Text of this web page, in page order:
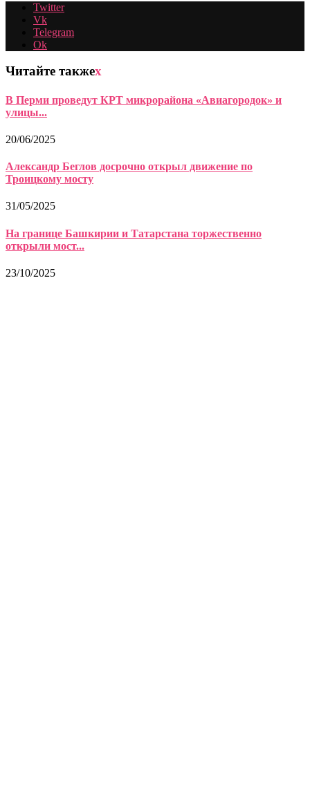
Twitter
Vk
Telegram
Ok
Читайте такжеx
В Перми проведут КРТ микрорайона «Авиагородок» и
улицы...
20/06/2025
Александр Беглов досрочно открыл движение по
Троицкому мосту
31/05/2025
На границе Башкирии и Татарстана торжественно
открыли мост...
23/10/2025